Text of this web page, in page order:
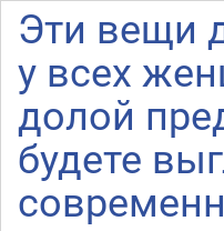
Эти вещи
у всех
долой
будете